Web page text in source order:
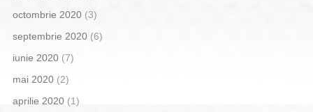
octombrie 2020(3)
septembrie 2020(6)
iunie 2020(7)
mai 2020(2)
aprilie 2020(1)